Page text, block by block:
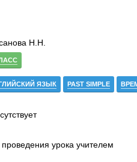
Н.Н.
ЯЗЫК PAST SIMPLE
урока учителем